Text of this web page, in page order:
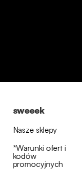
sweeek
Nasze sklepy
*Warunki ofert i
kodów
promocyjnych